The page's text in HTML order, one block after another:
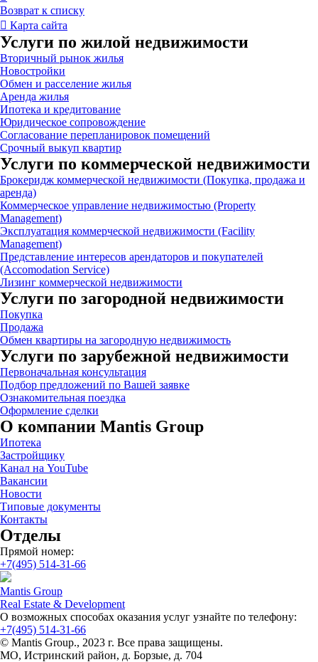
Возврат к списку
 Карта сайта
Услуги по жилой недвижимости
Вторичный рынок жилья
Новостройки
Обмен и расселение жилья
Аренда жилья
Ипотека и кредитование
Юридическое сопровождение
Согласование перепланировок помещений
Срочный выкуп квартир
Услуги по коммерческой недвижимости
Брокеридж коммерческой недвижимости (Покупка, продажа и
аренда)
Коммерческое управление недвижимостью (Property
Management)
Эксплуатация коммерческой недвижимости (Facility
Management)
Представление интересов арендаторов и покупателей
(Accomodation Service)
Лизинг коммерческой недвижимости
Услуги по загородной недвижимости
Покупка
Продажа
Обмен квартиры на загородную недвижимость
Услуги по зарубежной недвижимости
Первоначальная консультация
Подбор предложений по Вашей заявке
Ознакомительная поездка
Оформление сделки
О компании Mantis Group
Ипотека
Застройщику
Канал на YouTube
Вакансии
Новости
Типовые документы
Контакты
Отделы
Прямой номер:
+7(495) 514-31-66
Mantis Group
Real Estate & Development
О возможных способах оказания услуг узнайте по телефону:
+7(495) 514-31-66
© Mantis Group., 2023 г. Все права защищены.
МО, Истринский район, д. Борзые, д. 704